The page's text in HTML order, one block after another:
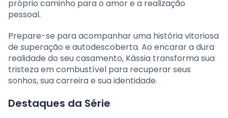
próprio caminho para o amor e a realização
pessoal.
Prepare-se para acompanhar uma história vitoriosa
de superação e autodescoberta. Ao encarar a dura
realidade do seu casamento, Kássia transforma sua
tristeza em combustível para recuperar seus
sonhos, sua carreira e sua identidade.
Destaques da Série